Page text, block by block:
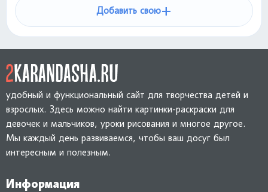
Добавить свою+
удобный и функциональный сайт для творчества детей и
взрослых. Здесь можно найти картинки-раскраски для
девочек и мальчиков, уроки рисования и многое другое.
Мы каждый день развиваемся, чтобы ваш досуг был
интересным и полезным.
Информация